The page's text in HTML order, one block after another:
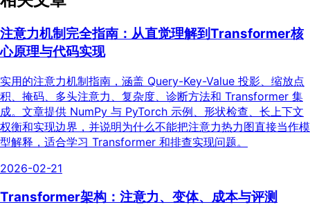
注意力机制完全指南：从直觉理解到Transformer核
心原理与代码实现
实用的注意力机制指南，涵盖 Query-Key-Value 投影、缩放点
积、掩码、多头注意力、复杂度、诊断方法和 Transformer 集
成。文章提供 NumPy 与 PyTorch 示例、形状检查、长上下文
权衡和实现边界，并说明为什么不能把注意力热力图直接当作模
型解释，适合学习 Transformer 和排查实现问题。
2026-02-21
Transformer架构：注意力、变体、成本与评测